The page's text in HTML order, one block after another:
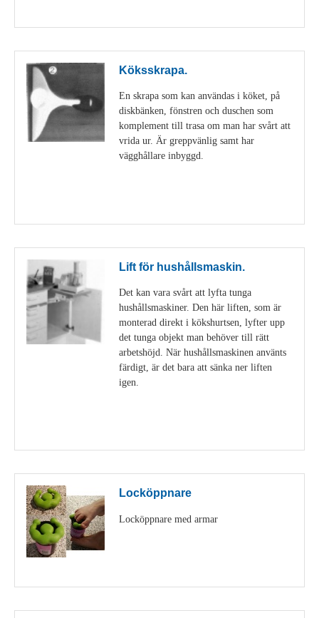
Köksskrapa.
En skrapa som kan användas i köket, på
diskbänken, fönstren och duschen som
komplement till trasa om man har svårt att
vrida ur. Är greppvänlig samt har
vägghållare inbyggd.
Lift för hushållsmaskin.
Det kan vara svårt att lyfta tunga
hushållsmaskiner. Den här liften, som är
monterad direkt i kökshurtsen, lyfter upp
det tunga objekt man behöver till rätt
arbetshöjd. När hushållsmaskinen använts
färdigt, är det bara att sänka ner liften
igen.
Locköppnare
Locköppnare med armar